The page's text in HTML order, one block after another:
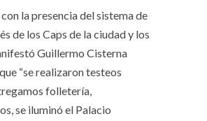
la presencia del sistema de
de los Caps de la ciudad y los
Guillermo Cisterna
“se realizaron testeos
folletería,
se iluminó el Palacio